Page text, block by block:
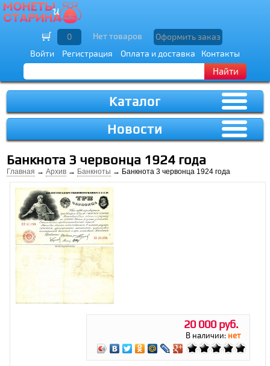
Войти Регистрация Оплата и доставка Контакты
Найти
0 Нет товаров Оформить заказ
Каталог
Новости
Банкнота 3 червонца 1924 года
Главная →Архив → Банкноты → Банкнота 3 червонца 1924 года
20 000 руб.
В наличии: нет